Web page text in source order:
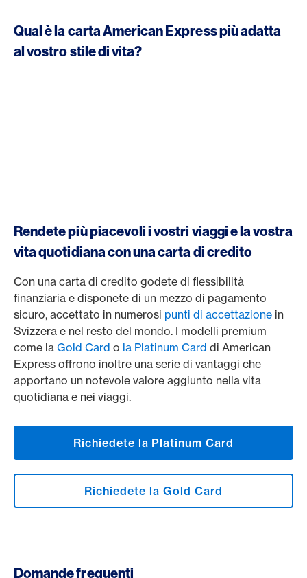
Qual è la carta American Express più adatta
al vostro stile di vita?
Rendete più piacevoli i vostri viaggi e la vostra
vita quotidiana con una carta di credito
Con una carta di credito godete di flessibilità
finanziaria e disponete di un mezzo di pagamento
sicuro, accettato in numerosi punti di accettazione in
Svizzera e nel resto del mondo. I modelli premium
come la Gold Card o la Platinum Card di American
Express offrono inoltre una serie di vantaggi che
apportano un notevole valore aggiunto nella vita
quotidiana e nei viaggi.
Richiedete la Platinum Card
Richiedete la Gold Card
Domande frequenti